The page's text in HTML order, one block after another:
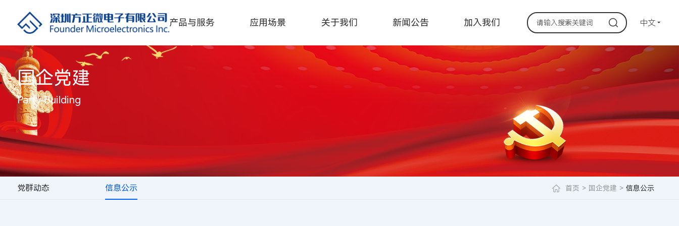
产品与服务 应用场景 关于我们 新闻公告 加入我们 中文
国企党建
Party Building
党群动态 信息公示 首页 > 国企党建 > 信息公示